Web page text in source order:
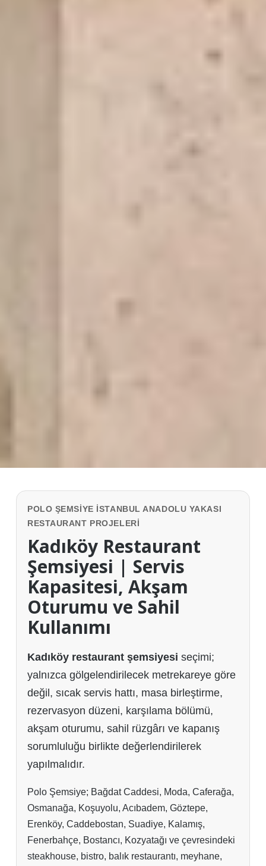
POLO ŞEMSIYE İSTANBUL ANADOLU YAKASI
RESTAURANT PROJELERI
Kadıköy Restaurant
Şemsiyesi | Servis
Kapasitesi, Akşam
Oturumu ve Sahil
Kullanımı
Kadıköy restaurant şemsiyesi seçimi;
yalnızca gölgelendirilecek metrekareye göre
değil, sıcak servis hattı, masa birleştirme,
rezervasyon düzeni, karşılama bölümü,
akşam oturumu, sahil rüzgârı ve kapanış
sorumluluğu birlikte değerlendirilerek
yapılmalıdır.
Polo Şemsiye; Bağdat Caddesi, Moda, Caferağa,
Osmanağa, Koşuyolu, Acıbadem, Göztepe,
Erenköy, Caddebostan, Suadiye, Kalamış,
Fenerbahçe, Bostancı, Kozyatağı ve çevresindeki
steakhouse, bistro, balık restaurantı, meyhane,